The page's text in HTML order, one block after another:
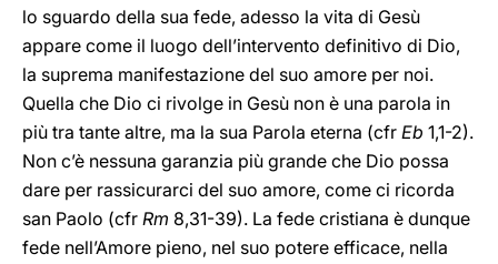
lo sguardo della sua fede, adesso la vita di Gesù
appare come il luogo dell’intervento definitivo di Dio,
la suprema manifestazione del suo amore per noi.
Quella che Dio ci rivolge in Gesù non è una parola in
più tra tante altre, ma la sua Parola eterna (cfr Eb 1,1-2).
Non c’è nessuna garanzia più grande che Dio possa
dare per rassicurarci del suo amore, come ci ricorda
san Paolo (cfr Rm 8,31-39). La fede cristiana è dunque
fede nell’Amore pieno, nel suo potere efficace, nella